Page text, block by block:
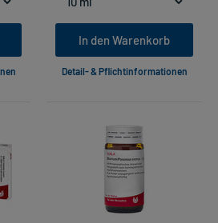
In den Warenkorb
Detail- & Pflichtinformationen